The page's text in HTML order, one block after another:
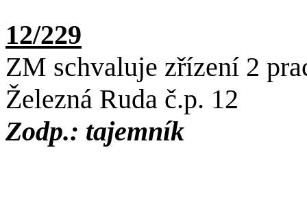
12/229
ZM schvaluje zřízení 2
Železná Ruda č.p. 12
Zodp.: tajemník